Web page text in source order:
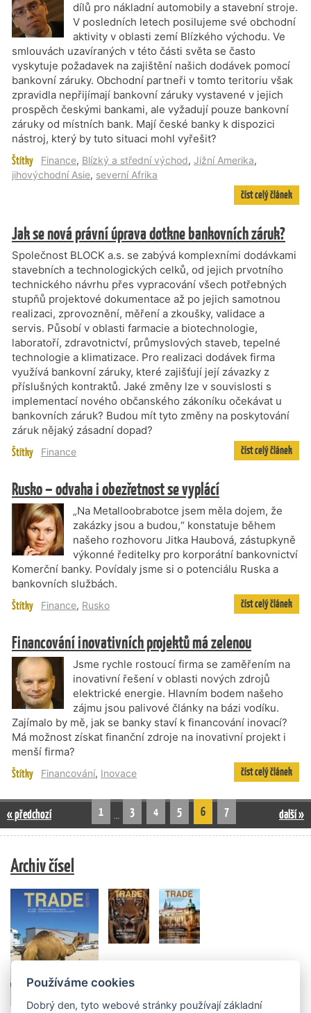
dílů pro nákladní automobily a stavební stroje.
V posledních letech posilujeme své obchodní
aktivity v oblasti zemí Blízkého východu. Ve
smlouvách uzavíraných v této části světa se často
vyskytuje požadavek na zajištění našich dodávek pomocí
bankovní záruky. Obchodní partneři v tomto teritoriu však
zpravidla nepřijímají bankovní záruky vystavené v jejich
prospěch českými bankami, ale vyžadují pouze bankovní
záruky od místních bank. Mají české banky k dispozici
nástroj, který by tuto situaci mohl vyřešit?
Štítky Finance, Blízký a střední východ, Jižní Amerika,
jihovýchodní Asie, severní Afrika
číst celý článek
Jak se nová právní úprava dotkne bankovních záruk?
Společnost BLOCK a.s. se zabývá komplexními dodávkami
stavebních a technologických celků, od jejich prvotního
technického návrhu přes vypracování všech potřebných
stupňů projektové dokumentace až po jejich samotnou
realizaci, zprovoznění, měření a zkoušky, validace a
servis. Působí v oblasti farmacie a biotechnologie,
laboratoří, zdravotnictví, průmyslových staveb, tepelné
technologie a klimatizace. Pro realizaci dodávek firma
využívá bankovní záruky, které zajišťují její závazky z
příslušných kontraktů. Jaké změny lze v souvislosti s
implementací nového občanského zákoníku očekávat u
bankovních záruk? Budou mít tyto změny na poskytování
záruk nějaký zásadní dopad?
Štítky Finance číst celý článek
Rusko – odvaha i obezřetnost se vyplácí
„Na Metalloobrabotce jsem měla dojem, že
zakázky jsou a budou,“ konstatuje během
našeho rozhovoru Jitka Haubová, zástupkyně
výkonné ředitelky pro korporátní bankovnictví
Komerční banky. Povídaly jsme si o potenciálu Ruska a
bankovních službách.
Štítky Finance, Rusko číst celý článek
Financování inovativních projektů má zelenou
Jsme rychle rostoucí firma se zaměřením na
inovativní řešení v oblasti nových zdrojů
elektrické energie. Hlavním bodem našeho
zájmu jsou palivové články na bázi vodíku.
Zajímalo by mě, jak se banky staví k financování inovací?
Má možnost získat finanční zdroje na inovativní projekt i
menší firma?
Štítky Financování, Inovace číst celý článek
« předchozí 1 … 3 4 5 6 7 další »
Archiv čísel
Používáme cookies
Dobrý den, tyto webové stránky používají základní